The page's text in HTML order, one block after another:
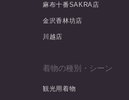
麻布十番SAKRA店
金沢香林坊店
川越店
着物の種別・シーン
観光用着物